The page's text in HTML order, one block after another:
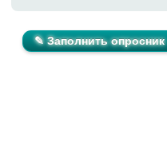
✎ Заполнить опросник